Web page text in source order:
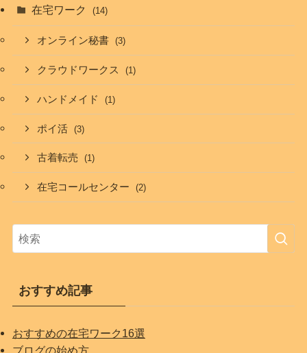
在宅ワーク (14)
オンライン秘書 (3)
クラウドワークス (1)
ハンドメイド (1)
ポイ活 (3)
古着転売 (1)
在宅コールセンター (2)
おすすめ記事
おすすめの在宅ワーク16選
ブログの始め方